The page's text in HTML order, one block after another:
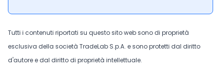
Tutti i contenuti riportati su questo sito web sono di proprietà
esclusiva della società TradeLab S.p.A. e sono protetti dal diritto
d'autore e dal diritto di proprietà intellettuale.